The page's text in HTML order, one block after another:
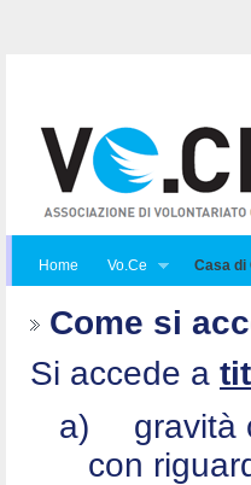
Home Vo.Ce Casa di
Come si
Si accede a
a)
gravità
con